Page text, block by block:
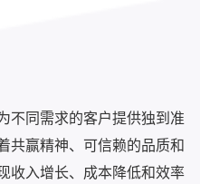
不同需求的客户提供独到准
共赢精神、可信赖的品质和
收入增长、成本降低和效率